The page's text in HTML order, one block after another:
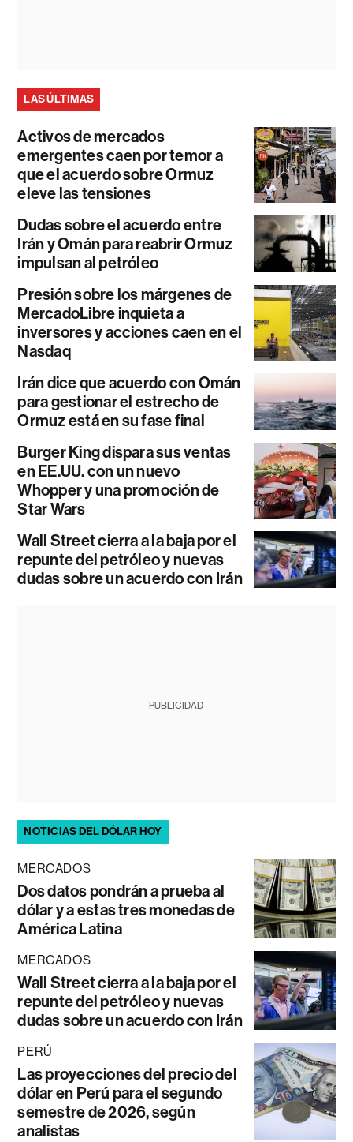
LAS ÚLTIMAS
Activos de mercados
emergentes caen por temor a
que el acuerdo sobre Ormuz
eleve las tensiones
Dudas sobre el acuerdo entre
Irán y Omán para reabrir Ormuz
impulsan al petróleo
Presión sobre los márgenes de
MercadoLibre inquieta a
inversores y acciones caen en el
Nasdaq
Irán dice que acuerdo con Omán
para gestionar el estrecho de
Ormuz está en su fase final
Burger King dispara sus ventas
en EE.UU. con un nuevo
Whopper y una promoción de
Star Wars
Wall Street cierra a la baja por el
repunte del petróleo y nuevas
dudas sobre un acuerdo con Irán
PUBLICIDAD
NOTICIAS DEL DÓLAR HOY
MERCADOS
Dos datos pondrán a prueba al
dólar y a estas tres monedas de
América Latina
MERCADOS
Wall Street cierra a la baja por el
repunte del petróleo y nuevas
dudas sobre un acuerdo con Irán
PERÚ
Las proyecciones del precio del
dólar en Perú para el segundo
semestre de 2026, según
analistas